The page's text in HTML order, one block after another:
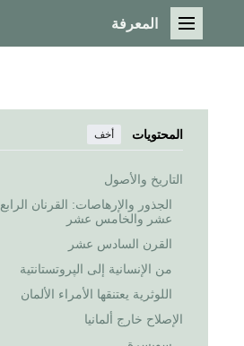
القائمة الرئيسية
المعرفة
المحتويات أخف
التاريخ والأصول
الجذور والإرهاصات: القرنان الرابع
عشر والخامس عشر
القرن السادس عشر
من الإنسانية إلى الپروتستانتية
اللوثرية يعتنقها الأمراء الألمان
الإصلاح خارج ألمانيا